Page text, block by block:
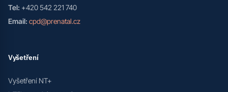
Tel: +420 542 221 740
Email: cpd@prenatal.cz
Vyšetření
Vyšetření NT+